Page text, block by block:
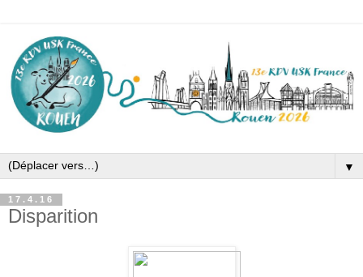
▼
17.4.16
Disparition